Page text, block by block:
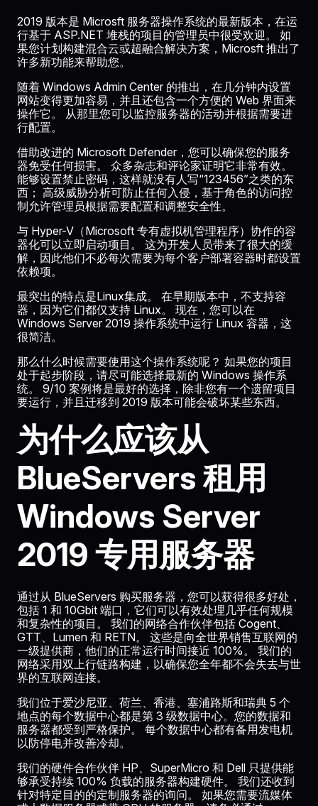
2019 版本是 Microsft 服务器操作系统的最新版本，在运
行基于 ASP.NET 堆栈的项目的管理员中很受欢迎。 如
果您计划构建混合云或超融合解决方案，Microsft 推出了
许多新功能来帮助您。
随着 Windows Admin Center 的推出，在几分钟内设置
网站变得更加容易，并且还包含一个方便的 Web 界面来
操作它。 从那里您可以监控服务器的活动并根据需要进
行配置。
借助改进的 Microsoft Defender，您可以确保您的服务
器免受任何损害。 众多杂志和评论家证明它非常有效。
能够设置禁止密码，这样就没有人写“123456”之类的东
西； 高级威胁分析可防止任何入侵，基于角色的访问控
制允许管理员根据需要配置和调整安全性。
与 Hyper-V（Microsoft 专有虚拟机管理程序）协作的容
器化可以立即启动项目。 这为开发人员带来了很大的缓
解，因此他们不必每次需要为每个客户部署容器时都设置
依赖项。
最突出的特点是Linux集成。 在早期版本中，不支持容
器，因为它们都仅支持 Linux。 现在，您可以在
Windows Server 2019 操作系统中运行 Linux 容器，这
很简洁。
那么什么时候需要使用这个操作系统呢？ 如果您的项目
处于起步阶段，请尽可能选择最新的 Windows 操作系
统。 9/10 案例将是最好的选择，除非您有一个遗留项目
要运行，并且迁移到 2019 版本可能会破坏某些东西。
为什么应该从
BlueServers 租用
Windows Server
2019 专用服务器
通过从 BlueServers 购买服务器，您可以获得很多好处，
包括 1 和 10Gbit 端口，它们可以有效处理几乎任何规模
和复杂性的项目。 我们的网络合作伙伴包括 Cogent、
GTT、Lumen 和 RETN。 这些是向全世界销售互联网的
一级提供商，他们的正常运行时间接近 100%。 我们的
网络采用双上行链路构建，以确保您全年都不会失去与世
界的互联网连接。
我们位于爱沙尼亚、荷兰、香港、塞浦路斯和瑞典 5 个
地点的每个数据中心都是第 3 级数据中心。您的数据和
服务器都受到严格保护。 每个数据中心都有备用发电机
以防停电并改善冷却。
我们的硬件合作伙伴 HP、SuperMicro 和 Dell 只提供能
够承受持续 100% 负载的服务器构建硬件。 我们还收到
针对特定目的的定制服务器的询问。 如果您需要流媒体